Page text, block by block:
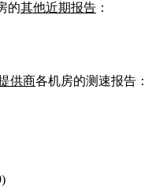
的其他近期报告 ：
供商各机房的测速报告：